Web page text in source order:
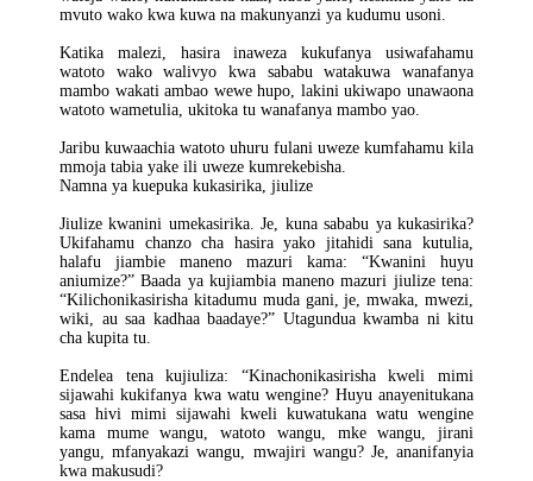
mvuto wako kwa kuwa na makunyanzi ya kudumu usoni.
Katika malezi, hasira inaweza kukufanya usiwafahamu
watoto wako walivyo kwa sababu watakuwa wanafanya
mambo wakati ambao wewe hupo, lakini ukiwapo unawaona
watoto wametulia, ukitoka tu wanafanya mambo yao.
Jaribu kuwaachia watoto uhuru fulani uweze kumfahamu kila
mmoja tabia yake ili uweze kumrekebisha.
Namna ya kuepuka kukasirika, jiulize
Jiulize kwanini umekasirika. Je, kuna sababu ya kukasirika?
Ukifahamu chanzo cha hasira yako jitahidi sana kutulia,
halafu jiambie maneno mazuri kama: “Kwanini huyu
aniumize?” Baada ya kujiambia maneno mazuri jiulize tena:
“Kilichonikasirisha kitadumu muda gani, je, mwaka, mwezi,
wiki, au saa kadhaa baadaye?” Utagundua kwamba ni kitu
cha kupita tu.
Endelea tena kujiuliza: “Kinachonikasirisha kweli mimi
sijawahi kukifanya kwa watu wengine? Huyu anayenitukana
sasa hivi mimi sijawahi kweli kuwatukana watu wengine
kama mume wangu, watoto wangu, mke wangu, jirani
yangu, mfanyakazi wangu, mwajiri wangu? Je, ananifanyia
kwa makusudi?